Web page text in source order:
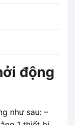
động
như sau: –